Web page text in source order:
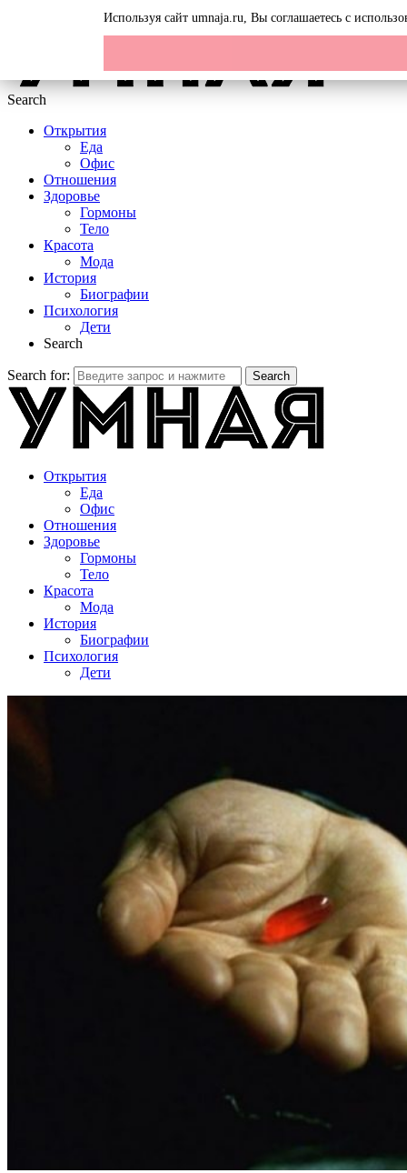
Search
Открытия
Еда
Офис
Отношения
Здоровье
Гормоны
Тело
Красота
Мода
История
Биографии
Психология
Дети
Search
Search for: Search
Открытия
Еда
Офис
Отношения
Здоровье
Гормоны
Тело
Красота
Мода
История
Биографии
Психология
Дети
Используя сайт umnaja.ru, Вы соглашаетесь с